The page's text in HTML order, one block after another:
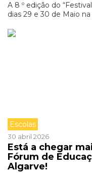
A 8 º edição do
dias 29 e 30 de Maio
Escolas
30 abril 2026
Está a chegar
Fórum de
Algarve!